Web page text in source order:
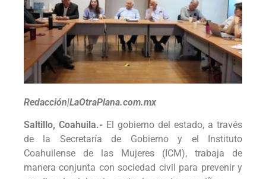
Redacción|LaOtraPlana.com.mx
Saltillo, Coahuila.- El gobierno del estado, a través
de la Secretaría de Gobierno y el Instituto
Coahuilense de las Mujeres (ICM), trabaja de
manera conjunta con sociedad civil para prevenir y